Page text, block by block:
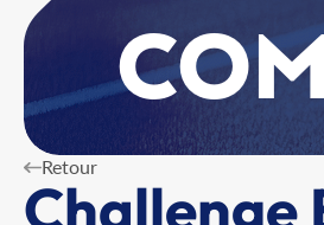
Retour
Challenge